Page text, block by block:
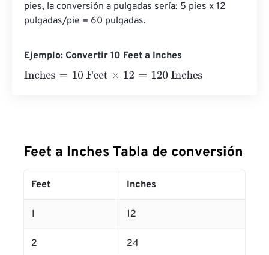
pies, la conversión a pulgadas sería: 5 pies x 12
pulgadas/pie = 60 pulgadas.
Ejemplo: Convertir 10 Feet a Inches
Inches= 10 Feet×12= 120 Inches
Feet a Inches Tabla de conversión
Feet Inches
1 12
2 24